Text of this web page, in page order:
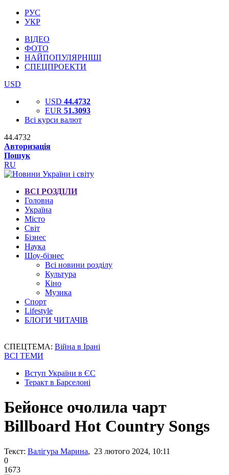
РУС
УКР
ВІДЕО
ФОТО
НАЙПОПУЛЯРНІШІ
СПЕЦПРОЕКТИ
USD
USD 44.4732
EUR 51.3093
Всі курси валют
44.4732
Авторизація
Пошук
RU
ВСІ РОЗДІЛИ
Головна
Україна
Місто
Світ
Бізнес
Наука
Шоу-бізнес
Всі новини розділу
Культура
Кіно
Музика
Спорт
Lifestyle
БЛОГИ ЧИТАЧІВ
СПЕЦТЕМА: Війна в Ірані
ВСІ ТЕМИ
Вступ України в ЄС
Теракт в Барселоні
Бейонсе очолила чарт
Billboard Hot Country Songs
Текст: Валігура Марина, 23 лютого 2024, 10:11
0
1673